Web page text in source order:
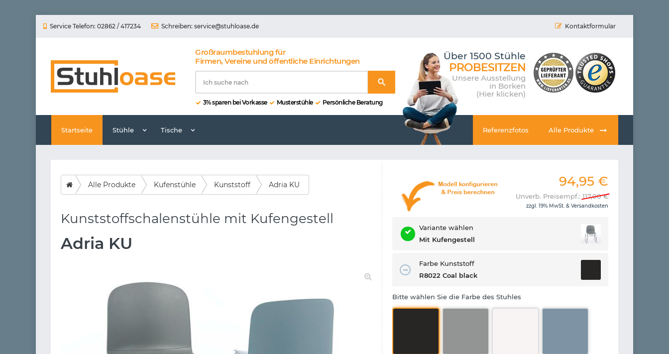
Service Telefon: 02862 / 417234 Schreiben: service@stuhloase.de Kontaktformular
Großraumbestuhlung für
Firmen, Vereine und öffentliche Einrichtungen
3% sparen bei Vorkasse Musterstühle Persönliche Beratung
Über 1500 Stühle
PROBESITZEN
Unsere Ausstellung
in Borken
(Hier klicken)
Startseite Stühle Tische Referenzfotos Alle Produkte
Alle Produkte Kufenstühle Kunststoff Adria KU
Kunststoffschalenstühle mit Kufengestell
Adria KU
94,95 €
Unverb. Preisempf.: 117,00€
zzgl. 19% MwSt. & Versandkosten
Variante wählen
Mit Kufengestell
Farbe Kunststoff
R8022 Coal black
Bitte wählen Sie die Farbe des Stuhles